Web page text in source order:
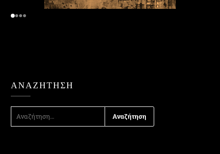
ΑΝΑΖΉΤΗΣΗ
ΑΝΑΖΉΤΗΣΗ
ΓΙΑ: